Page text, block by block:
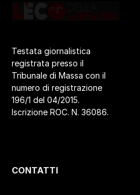
Testata giornalistica
registrata presso il
Tribunale di Massa con il
numero di registrazione
196/1 del 04/2015.
Iscrizione ROC. N. 36086.
CONTATTI